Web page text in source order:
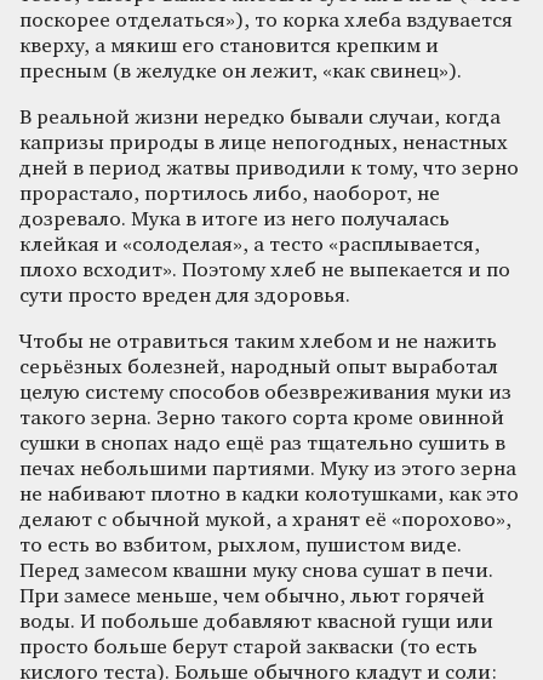
поскорее отделаться»), то корка хлеба вздувается
кверху, а мякиш его становится крепким и
пресным (в желудке он лежит, «как свинец»).
В реальной жизни нередко бывали случаи, когда
капризы природы в лице непогодных, ненастных
дней в период жатвы приводили к тому, что зерно
прорастало, портилось либо, наоборот, не
дозревало. Мука в итоге из него получалась
клейкая и «солоделая», а тесто «расплывается,
плохо всходит». Поэтому хлеб не выпекается и по
сути просто вреден для здоровья.
Чтобы не отравиться таким хлебом и не нажить
серьёзных болезней, народный опыт выработал
целую систему способов обезвреживания муки из
такого зерна. Зерно такого сорта кроме овинной
сушки в снопах надо ещё раз тщательно сушить в
печах небольшими партиями. Муку из этого зерна
не набивают плотно в кадки колотушками, как это
делают с обычной мукой, а хранят её «порохово»,
то есть во взбитом, рыхлом, пушистом виде.
Перед замесом квашни муку снова сушат в печи.
При замесе меньше, чем обычно, льют горячей
воды. И побольше добавляют квасной гущи или
просто больше берут старой закваски (то есть
кислого теста). Больше обычного кладут и соли: